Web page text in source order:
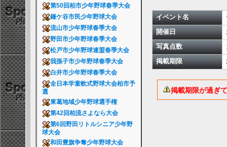
第50回柏市少年野球春季大会
鎌ケ谷市民少年野球大会
流山市少年野球春季大会
野田市少年野球春季大会
松戸市少年野球連盟春季大会
我孫子市少年野球春季大会
白井市少年野球春季大会
全日本学童軟式野球大会柏市予
選
東葛地域少年野球選手権
第42回柏流さよなら大会
第6回野田リトルシニア少年野
球大会
和田豊旗争奪少年野球大会
イベント名
開催日
写真点数
掲載期限
掲載期限が過ぎ